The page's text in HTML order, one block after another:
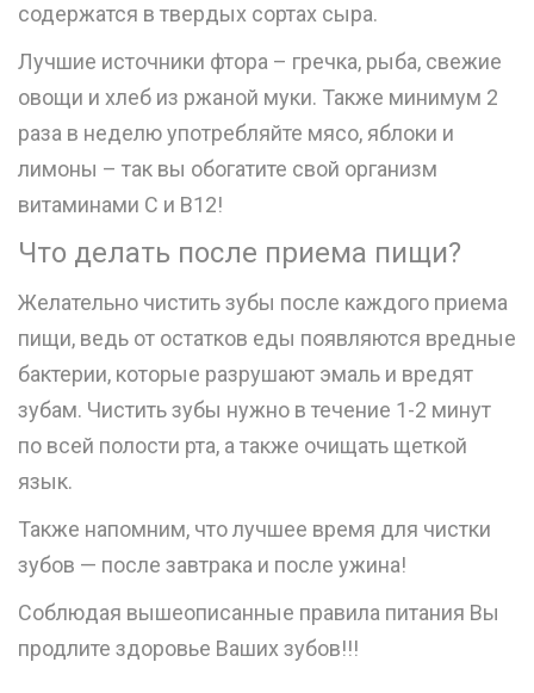
содержатся в твердых сортах сыра.
Лучшие источники фтора – гречка, рыба, свежие
овощи и хлеб из ржаной муки. Также минимум 2
раза в неделю употребляйте мясо, яблоки и
лимоны – так вы обогатите свой организм
витаминами C и B12!
Что делать после приема пищи?
Желательно чистить зубы после каждого приема
пищи, ведь от остатков еды появляются вредные
бактерии, которые разрушают эмаль и вредят
зубам. Чистить зубы нужно в течение 1-2 минут
по всей полости рта, а также очищать щеткой
язык.
Также напомним, что лучшее время для чистки
зубов — после завтрака и после ужина!
Соблюдая вышеописанные правила питания Вы
продлите здоровье Ваших зубов!!!